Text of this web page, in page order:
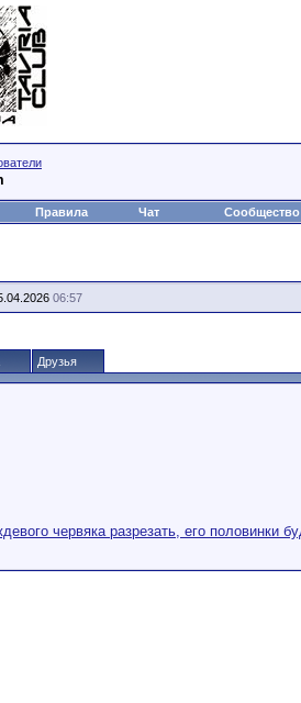
Правила Чат Сообщество
06:57
Друзья
червяка разрезать, его половинки